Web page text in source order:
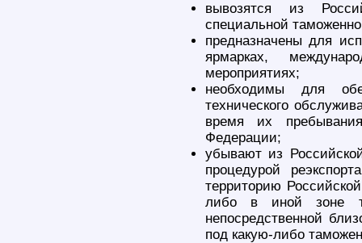
вывозятся из
специальной
предназначены для
ярмарках,
мероприятиях;
необходимы для
технического
время их
Федерации;
убывают из
процедурой
территорию
либо в иной зоне
непосредственной
под какую-либо